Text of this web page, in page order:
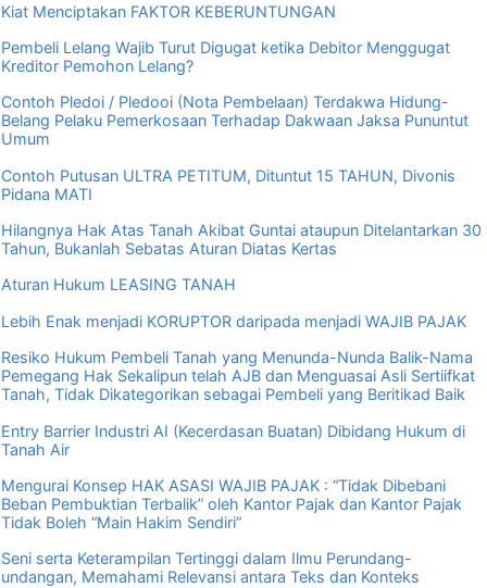
Kiat Menciptakan FAKTOR KEBERUNTUNGAN
Pembeli Lelang Wajib Turut Digugat ketika Debitor Menggugat
Kreditor Pemohon Lelang?
Contoh Pledoi / Pledooi (Nota Pembelaan) Terdakwa Hidung-
Belang Pelaku Pemerkosaan Terhadap Dakwaan Jaksa Pununtut
Umum
Contoh Putusan ULTRA PETITUM, Dituntut 15 TAHUN, Divonis
Pidana MATI
Hilangnya Hak Atas Tanah Akibat Guntai ataupun Ditelantarkan 30
Tahun, Bukanlah Sebatas Aturan Diatas Kertas
Aturan Hukum LEASING TANAH
Lebih Enak menjadi KORUPTOR daripada menjadi WAJIB PAJAK
Resiko Hukum Pembeli Tanah yang Menunda-Nunda Balik-Nama
Pemegang Hak Sekalipun telah AJB dan Menguasai Asli Sertiifkat
Tanah, Tidak Dikategorikan sebagai Pembeli yang Beritikad Baik
Entry Barrier Industri AI (Kecerdasan Buatan) Dibidang Hukum di
Tanah Air
Mengurai Konsep HAK ASASI WAJIB PAJAK : “Tidak Dibebani
Beban Pembuktian Terbalik” oleh Kantor Pajak dan Kantor Pajak
Tidak Boleh “Main Hakim Sendiri”
Seni serta Keterampilan Tertinggi dalam Ilmu Perundang-
undangan, Memahami Relevansi antara Teks dan Konteks